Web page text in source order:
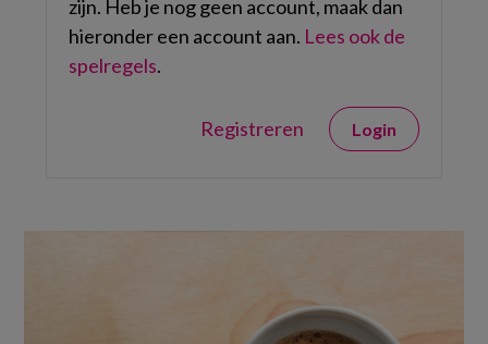
zijn. Heb je nog geen account, maak dan
hieronder een account aan. Lees ook de
spelregels.
Registreren Login